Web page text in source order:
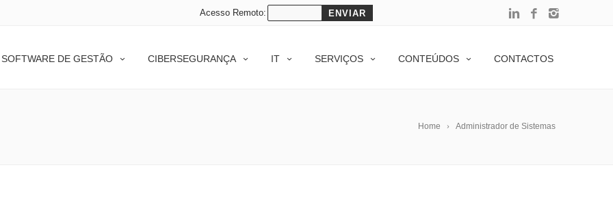
Acesso Remoto:
SOFTWARE DE GESTÃO CIBERSEGURANÇA IT SERVIÇOS CONTEÚDOS CONTACTOS
Home Administrador de Sistemas